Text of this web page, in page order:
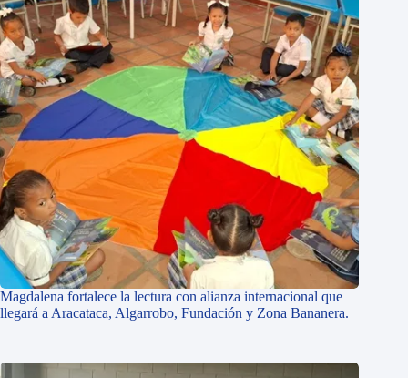
Magdalena fortalece la lectura con alianza internacional que
llegará a Aracataca, Algarrobo, Fundación y Zona Bananera.